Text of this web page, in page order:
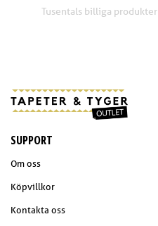
Tusentals billiga
SUPPORT
Om oss
Köpvillkor
Kontakta oss